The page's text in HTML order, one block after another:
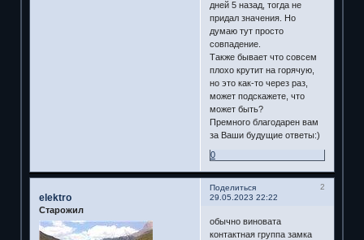
дней 5 назад, тогда не
придал значения. Но
думаю тут просто
совпадение.
Также бывает что совсем
плохо крутит на горячую,
но это как-то через раз,
может подскажете, что
может быть?
Премного благодарен вам
за Ваши будущие ответы:)
0
Поделиться
2
29.05.2023 22:22
elektro
Старожил
обычно виновата
контактная группа замка